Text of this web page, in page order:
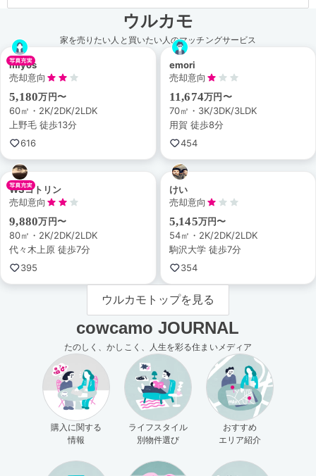
ウルカモ
家を売りたい人と買いたい人のマッチングサービス
miyos
売却意向
5,180万円〜
60㎡・2K/2DK/2LDK
上野毛 徒歩13分
616
emori
売却意向
11,674万円〜
70㎡・3K/3DK/3LDK
用賀 徒歩8分
454
WSコトリン
売却意向
9,880万円〜
80㎡・2K/2DK/2LDK
代々木上原 徒歩7分
395
けい
売却意向
5,145万円〜
54㎡・2K/2DK/2LDK
駒沢大学 徒歩7分
354
ウルカモトップを見る
cowcamo JOURNAL
たのしく、かしこく、人生を彩る住まいメディア
購入に関する
情報
ライフスタイル
別物件選び
おすすめ
エリア紹介